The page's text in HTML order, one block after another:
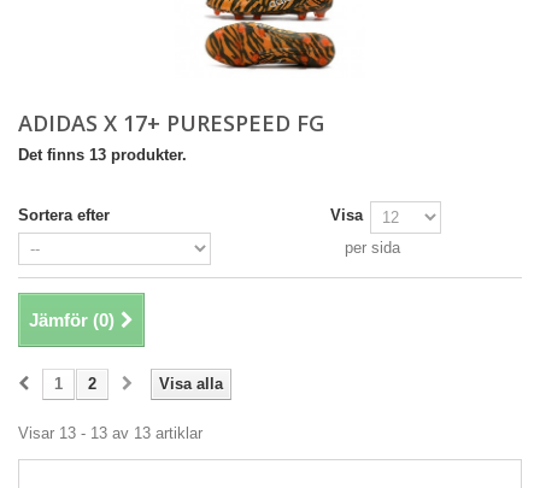
ADIDAS X 17+ PURESPEED FG
Det finns 13 produkter.
Sortera efter
Visa
per sida
Jämför (0)
Visa alla
1 2
Visar 13 - 13 av 13 artiklar